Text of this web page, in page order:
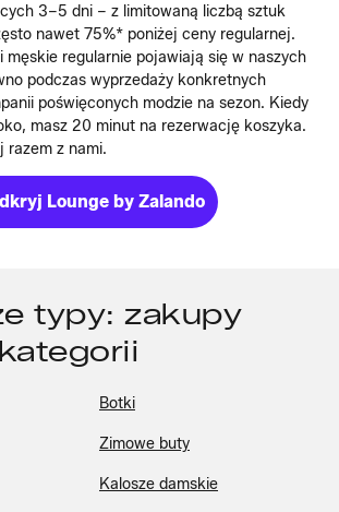
3–5 dni – z limitowaną liczbą sztuk
nawet 75%* poniżej ceny regularnej.
męskie regularnie pojawiają się w naszych
podczas wyprzedaży konkretnych
poświęconych modzie na sezon. Kiedy
masz 20 minut na rezerwację koszyka.
razem z nami.
Lounge by Zalando
typy: zakupy
Botki
Zimowe buty
Kalosze damskie